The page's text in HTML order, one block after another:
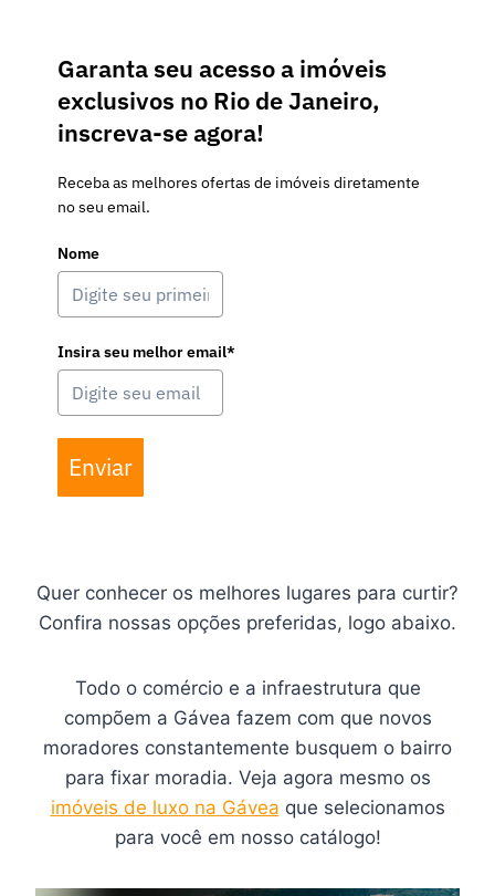
Garanta seu acesso a imóveis
exclusivos no Rio de Janeiro,
inscreva-se agora!
Receba as melhores ofertas de imóveis diretamente
no seu email.
Nome
Insira seu melhor email*
Enviar
Quer conhecer os melhores lugares para curtir?
Confira nossas opções preferidas, logo abaixo.
Todo o comércio e a infraestrutura que
compõem a Gávea fazem com que novos
moradores constantemente busquem o bairro
para fixar moradia. Veja agora mesmo os
imóveis de luxo na Gávea que selecionamos
para você em nosso catálogo!